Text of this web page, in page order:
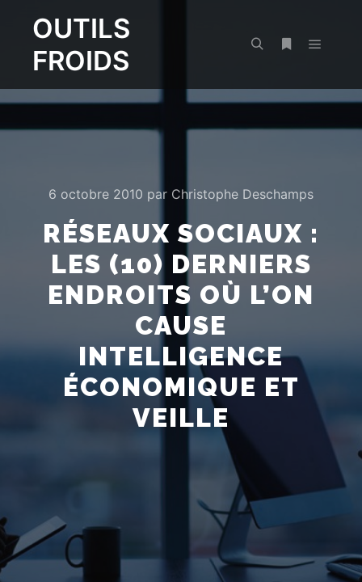
OUTILS
FROIDS
6 octobre 2010 par Christophe Deschamps
RÉSEAUX SOCIAUX :
LES (10) DERNIERS
ENDROITS OÙ L’ON
CAUSE
INTELLIGENCE
ÉCONOMIQUE ET
VEILLE